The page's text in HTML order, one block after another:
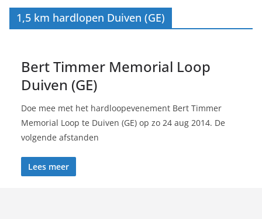
1,5 km hardlopen Duiven (GE)
Bert Timmer Memorial Loop
Duiven (GE)
Doe mee met het hardloopevenement Bert Timmer
Memorial Loop te Duiven (GE) op zo 24 aug 2014. De
volgende afstanden
Lees meer